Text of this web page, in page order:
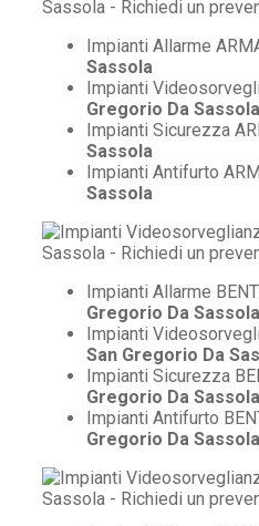
Impianti Allarme
Sassola
Impianti
Gregorio Da Sassola
Impianti Sicurezza
Sassola
Impianti Antifurto
Sassola
Impianti Allarme
Gregorio Da Sassola
Impianti
San Gregorio Da
Impianti Sicurezza
Gregorio Da Sassola
Impianti Antifurto
Gregorio Da Sassola